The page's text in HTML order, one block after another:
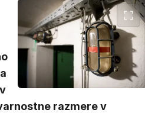
razmere v